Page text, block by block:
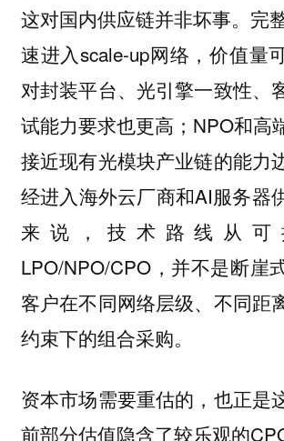
这对国内供应链并非坏事。完
速进入scale-up网络，价值量
对封装平台、光引擎一致性、
试能力要求也更高；NPO和高
接近现有光模块产业链的能力
经进入海外云厂商和AI服务器
来说，技术路线从可
LPO/NPO/CPO，并不是断崖
客户在不同网络层级、不同距
约束下的组合采购。
资本市场需要重估的，也正是
前部分估值隐含了较乐观的